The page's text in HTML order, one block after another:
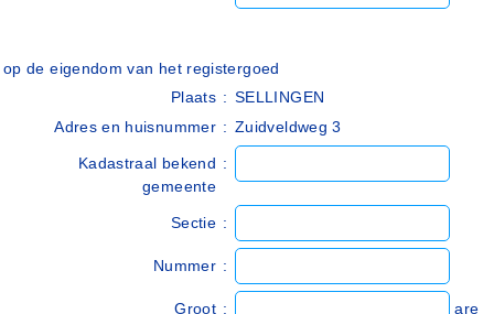
op de eigendom van het registergoed
Plaats : SELLINGEN
Adres en huisnummer : Zuidveldweg 3
Kadastraal bekend
gemeente
:
Sectie :
Nummer :
Groot : are